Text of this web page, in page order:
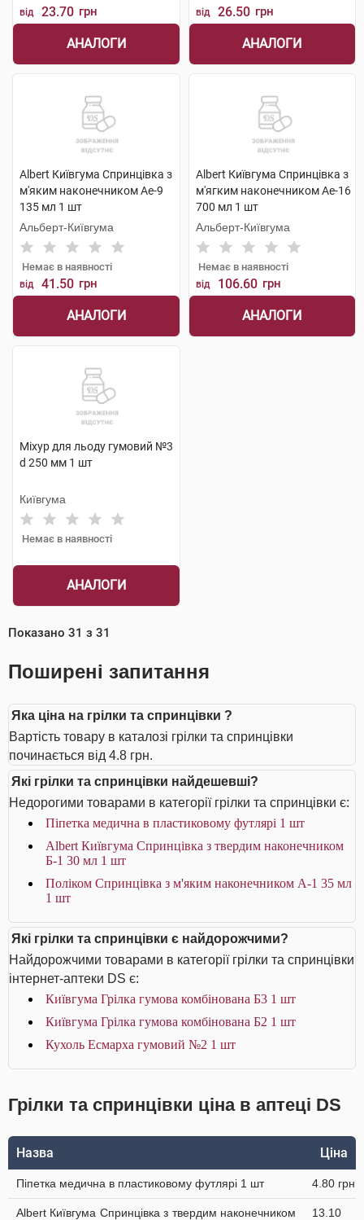
від 23.70 грн
АНАЛОГИ
від 26.50 грн
АНАЛОГИ
Albert Київгума Спринцівка з
м'яким наконечником Ае-9
135 мл 1 шт
Альберт-Київгума
Немає в наявності
від 41.50 грн
АНАЛОГИ
Albert Київгума Спринцівка з
м'ягким наконечником Ае-16
700 мл 1 шт
Альберт-Київгума
Немає в наявності
від 106.60 грн
АНАЛОГИ
Міхур для льоду гумовий №3
d 250 мм 1 шт
Київгума
Немає в наявності
АНАЛОГИ
Показано 31 з 31
Поширені запитання
Яка ціна на грілки та спринцівки ?
Вартість товару в каталозі грілки та спринцівки
починається від 4.8 грн.
Які грілки та спринцівки найдешевші?
Недорогими товарами в категорії грілки та спринцівки є:
Піпетка медична в пластиковому футлярі 1 шт
Albert Київгума Спринцівка з твердим наконечником
Б-1 30 мл 1 шт
Поліком Спринцівка з м'яким наконечником А-1 35 мл
1 шт
Які грілки та спринцівки є найдорожчими?
Найдорожчими товарами в категорії грілки та спринцівки
інтернет-аптеки DS є:
Київгума Грілка гумова комбінована Б3 1 шт
Київгума Грілка гумова комбінована Б2 1 шт
Кухоль Есмарха гумовий №2 1 шт
Грілки та спринцівки ціна в аптеці DS
Назва Ціна
Піпетка медична в пластиковому футлярі 1 шт 4.80 грн
Albert Київгума Спринцівка з твердим наконечником
13.10